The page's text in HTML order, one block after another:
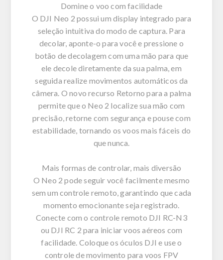
Domine o voo com facilidade
O DJI Neo 2 possui um display integrado para
seleção intuitiva do modo de captura. Para
decolar, aponte-o para você e pressione o
botão de decolagem com uma mão para que
ele decole diretamente da sua palma, em
seguida realize movimentos automáticos da
câmera. O novo recurso Retorno para a palma
permite que o Neo 2 localize sua mão com
precisão, retorne com segurança e pouse com
estabilidade, tornando os voos mais fáceis do
que nunca.
Mais formas de controlar, mais diversão
O Neo 2 pode seguir você facilmente mesmo
sem um controle remoto, garantindo que cada
momento emocionante seja registrado.
Conecte com o controle remoto DJI RC-N3
ou DJI RC 2 para iniciar voos aéreos com
facilidade. Coloque os óculos DJI e use o
controle de movimento para voos FPV